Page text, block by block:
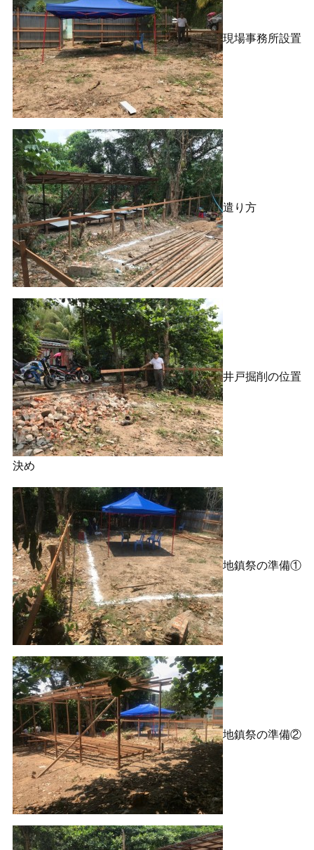
現場事務所設置
遣り方
井戸掘削の位置
決め
地鎮祭の準備①
地鎮祭の準備②